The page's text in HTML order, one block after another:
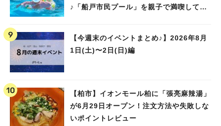
♪「船戸市民プール」を親子で満喫してき
【今週末のイベントまとめ♪】2026年8月
1日(土)〜2日(日)編
【柏市】イオンモール柏に「張亮麻辣湯」
が6月29日オープン！注文方法や失敗しな
いポイントレビュー